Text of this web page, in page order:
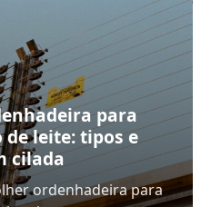
para
leite: tipos e
cilada
ordenhadeira para